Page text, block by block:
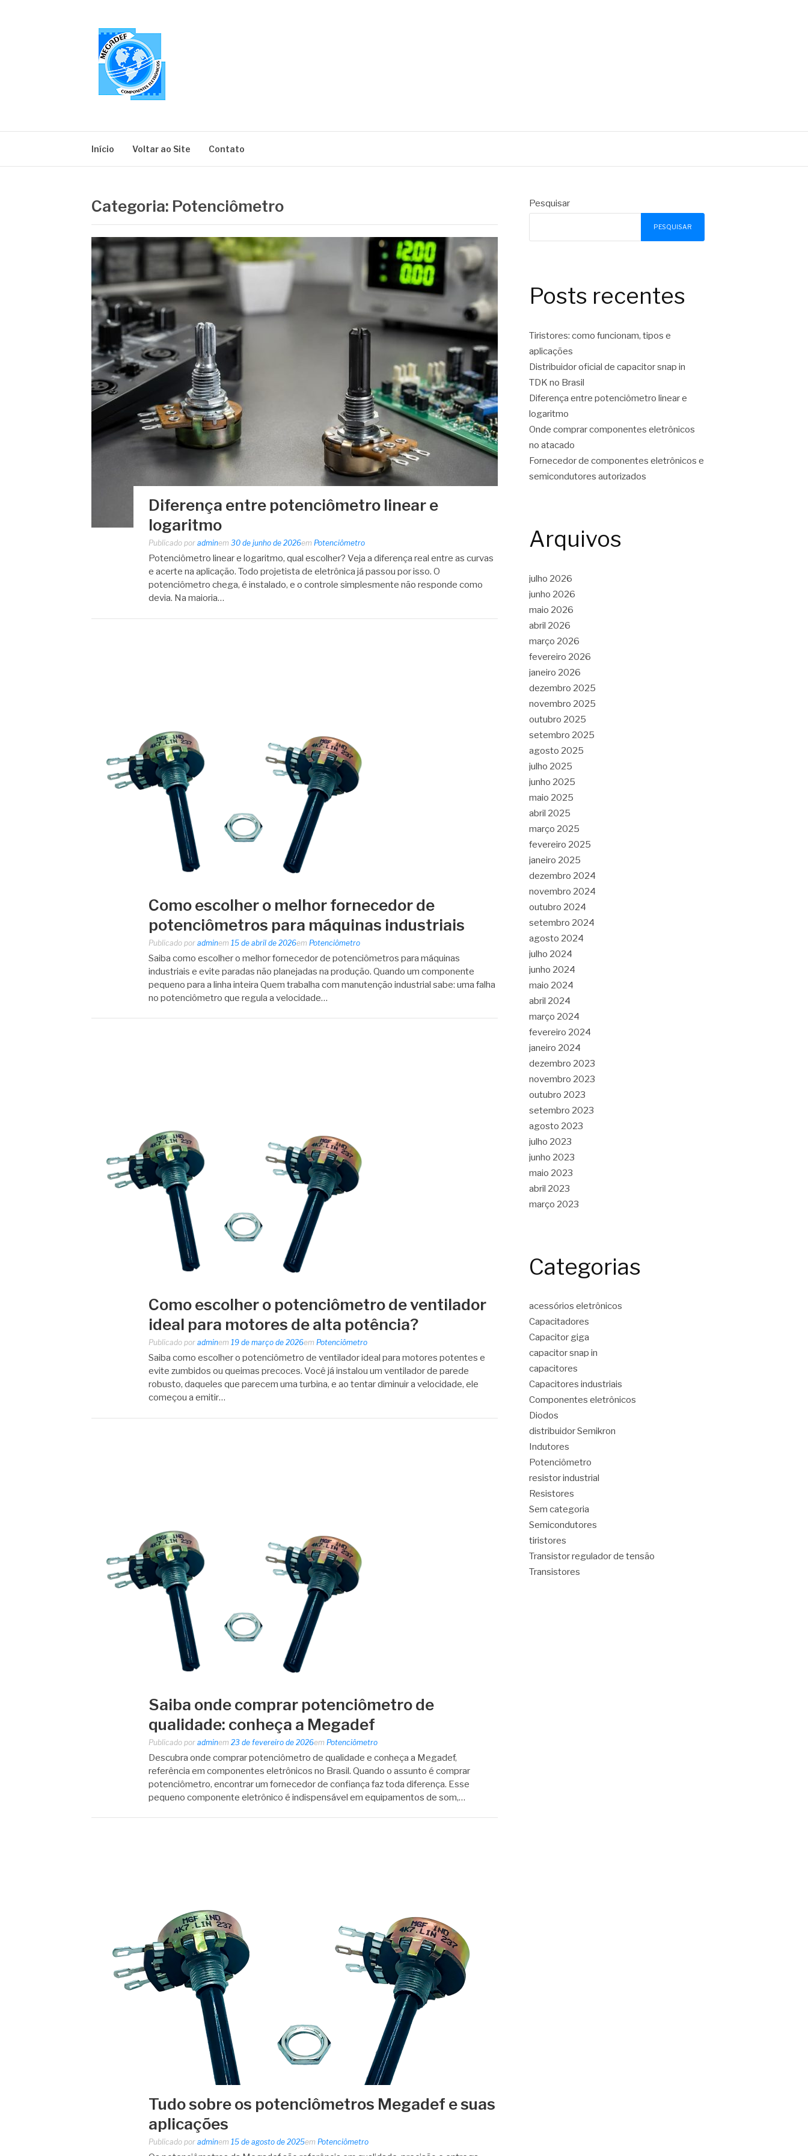
Início Voltar ao Site Contato
Categoria: Potenciômetro
Diferença entre potenciômetro linear e
logaritmo
Publicado por adminem 30 de junho de 2026em Potenciômetro
Potenciômetro linear e logaritmo, qual escolher? Veja a diferença real entre as curvas
e acerte na aplicação. Todo projetista de eletrônica já passou por isso. O
potenciômetro chega, é instalado, e o controle simplesmente não responde como
devia. Na maioria…
Como escolher o melhor fornecedor de
potenciômetros para máquinas industriais
Publicado por adminem 15 de abril de 2026em Potenciômetro
Saiba como escolher o melhor fornecedor de potenciômetros para máquinas
industriais e evite paradas não planejadas na produção. Quando um componente
pequeno para a linha inteira Quem trabalha com manutenção industrial sabe: uma falha
no potenciômetro que regula a velocidade…
Como escolher o potenciômetro de ventilador
ideal para motores de alta potência?
Publicado por adminem 19 de março de 2026em Potenciômetro
Saiba como escolher o potenciômetro de ventilador ideal para motores potentes e
evite zumbidos ou queimas precoces. Você já instalou um ventilador de parede
robusto, daqueles que parecem uma turbina, e ao tentar diminuir a velocidade, ele
começou a emitir…
Saiba onde comprar potenciômetro de
qualidade: conheça a Megadef
Publicado por adminem 23 de fevereiro de 2026em Potenciômetro
Descubra onde comprar potenciômetro de qualidade e conheça a Megadef,
referência em componentes eletrônicos no Brasil. Quando o assunto é comprar
potenciômetro, encontrar um fornecedor de confiança faz toda diferença. Esse
pequeno componente eletrônico é indispensável em equipamentos de som,…
Tudo sobre os potenciômetros Megadef e suas
aplicações
Publicado por adminem 15 de agosto de 2025em Potenciômetro
Pesquisar
PESQUISAR
Posts recentes
Tiristores: como funcionam, tipos e
aplicações
Distribuidor oficial de capacitor snap in
TDK no Brasil
Diferença entre potenciômetro linear e
logaritmo
Onde comprar componentes eletrônicos
no atacado
Fornecedor de componentes eletrônicos e
semicondutores autorizados
Arquivos
julho 2026
junho 2026
maio 2026
abril 2026
março 2026
fevereiro 2026
janeiro 2026
dezembro 2025
novembro 2025
outubro 2025
setembro 2025
agosto 2025
julho 2025
junho 2025
maio 2025
abril 2025
março 2025
fevereiro 2025
janeiro 2025
dezembro 2024
novembro 2024
outubro 2024
setembro 2024
agosto 2024
julho 2024
junho 2024
maio 2024
abril 2024
março 2024
fevereiro 2024
janeiro 2024
dezembro 2023
novembro 2023
outubro 2023
setembro 2023
agosto 2023
julho 2023
junho 2023
maio 2023
abril 2023
março 2023
Categorias
acessórios eletrônicos
Capacitadores
Capacitor giga
capacitor snap in
capacitores
Capacitores industriais
Componentes eletrônicos
Diodos
distribuidor Semikron
Indutores
Potenciômetro
resistor industrial
Resistores
Sem categoria
Semicondutores
tiristores
Transistor regulador de tensão
Transistores